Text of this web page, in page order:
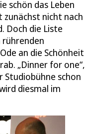
schön das Leben
zunächst nicht nach
Doch die Liste
rührenden
an die Schönheit
„Dinner for one“,
Studiobühne schon
diesmal im